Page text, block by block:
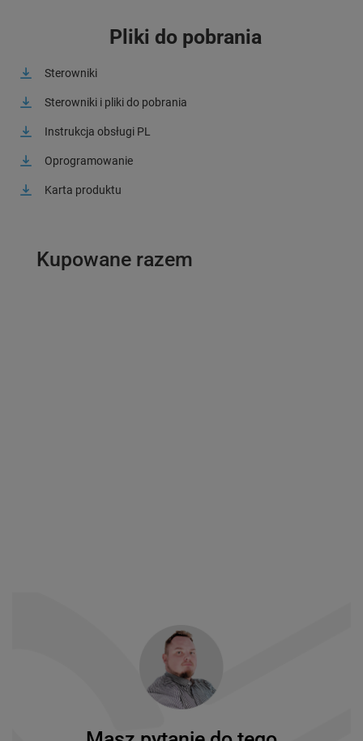
Pliki do pobrania
Sterowniki
Sterowniki i pliki do pobrania
Instrukcja obsługi PL
Oprogramowanie
Karta produktu
Kupowane razem